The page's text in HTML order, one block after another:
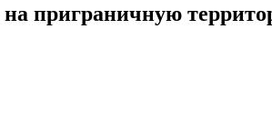
на приграничную